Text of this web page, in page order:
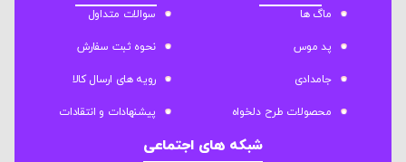
ماگ ها
پد موس
جامدادی
محصولات طرح دلخواه
سوالات متداول
نحوه ثبت سفارش
رویه های ارسال کالا
پیشنهادات و انتقادات
شبکه های اجتماعی